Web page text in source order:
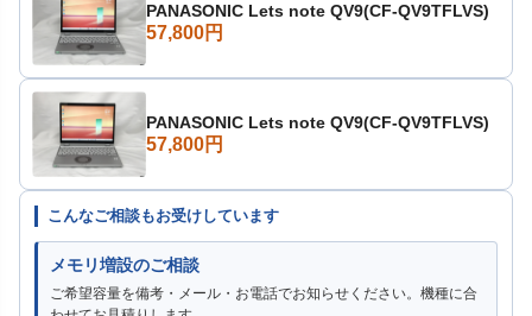
PANASONIC Lets note QV9(CF-QV9TFLVS)
57,800円
PANASONIC Lets note QV9(CF-QV9TFLVS)
57,800円
こんなご相談もお受けしています
メモリ増設のご相談
ご希望容量を備考・メール・お電話でお知らせください。機種に合